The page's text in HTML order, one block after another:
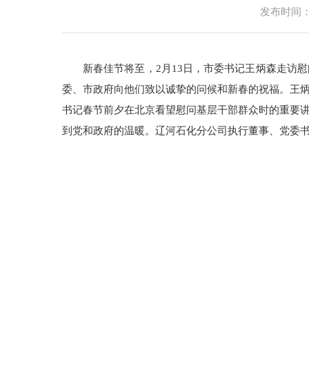
发布时间
新春佳节将至，2月13日，市委书记王炳森走访
委、市政府向他们致以诚挚的问候和新春的祝福。王
书记春节前夕在北京看望慰问基层干部群众时的重要
到党和政府的温暖。辽河石化分公司执行董事、党委